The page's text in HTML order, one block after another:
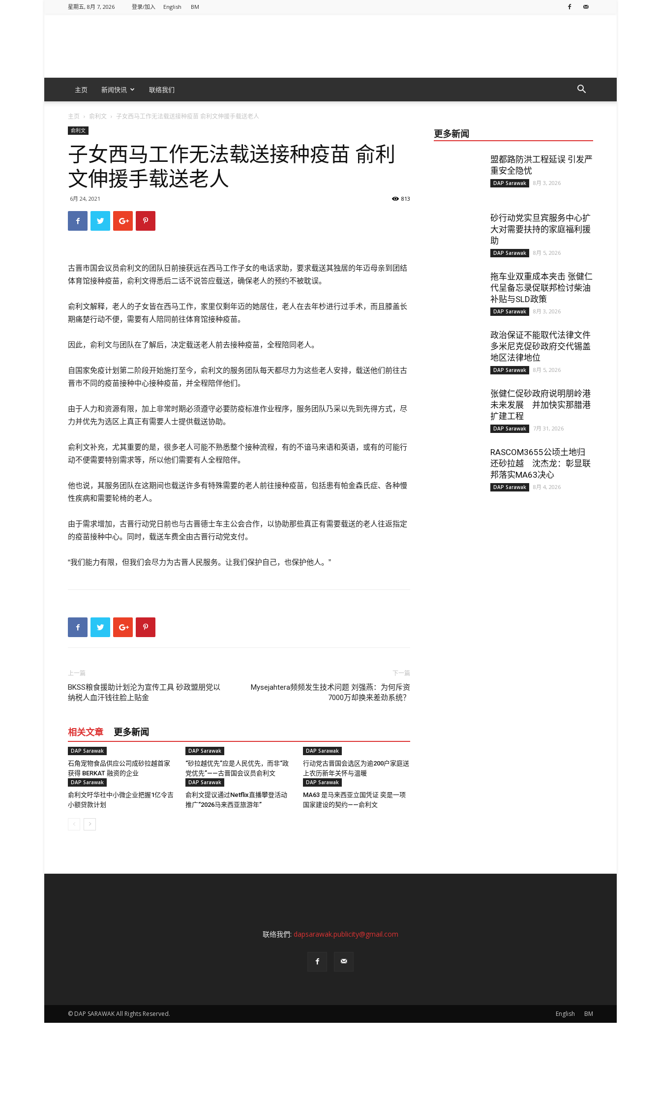
星期五, 8月 7, 2026 登录/加入 English BM
砂
民
党
主页 新闻快讯 联络我们
主页 俞利文 子女西马工作无法载送接种疫苗 俞利文伸援手载送老人
俞利文
子女西马工作无法载送接种疫苗 俞利
文伸援手载送老人
6月 24, 2021 813
古晋市国会议员俞利文的团队日前接获远在西马工作子女的电话求助，要求载送其独居的年迈母亲到团结
体育馆接种疫苗，俞利文得悉后二话不说答应载送，确保老人的预约不被耽误。
俞利文解释，老人的子女皆在西马工作，家里仅剩年迈的她居住，老人在去年杪进行过手术，而且膝盖长
期痛楚行动不便，需要有人陪同前往体育馆接种疫苗。
因此，俞利文与团队在了解后，决定载送老人前去接种疫苗，全程陪同老人。
自国家免疫计划第二阶段开始施打至今，俞利文的服务团队每天都尽力为这些老人安排，载送他们前往古
晋市不同的疫苗接种中心接种疫苗，并全程陪伴他们。
由于人力和资源有限，加上非常时期必须遵守必要防疫标准作业程序，服务团队乃采以先到先得方式，尽
力并优先为选区上真正有需要人士提供载送协助。
俞利文补充，尤其重要的是，很多老人可能不熟悉整个接种流程，有的不谙马来语和英语，或有的可能行
动不便需要特别需求等，所以他们需要有人全程陪伴。
他也说，其服务团队在这期间也载送许多有特殊需要的老人前往接种疫苗，包括患有帕金森氏症、各种慢
性疾病和需要轮椅的老人。
由于需求增加，古晋行动党日前也与古晋德士车主公会合作，以协助那些真正有需要载送的老人往返指定
的疫苗接种中心。同时，载送车费全由古晋行动党支付。
“我们能力有限，但我们会尽力为古晋人民服务。让我们保护自己，也保护他人。”
上一篇
BKSS粮食援助计划沦为宣传工具 砂政盟朋党以
纳税人血汗钱往脸上贴金
下一篇
Mysejahtera频频发生技术问题 刘强燕：为何斥资
7000万却换来差劲系统？
相关文章 更多新闻
DAP Sarawak
石角宠物食品供应公司成砂拉越首家
获得 BERKAT 融资的企业
DAP Sarawak
“砂拉越优先”应是人民优先，而非“政
党优先”——古晋国会议员俞利文
DAP Sarawak
行动党古晋国会选区为逾200户家庭送
上农历新年关怀与温暖
DAP Sarawak
俞利文吁华社中小微企业把握1亿令吉
小额贷款计划
DAP Sarawak
俞利文提议通过Netflix直播攀登活动
推广“2026马来西亚旅游年”
DAP Sarawak
MA63 是马来西亚立国凭证 奕是一项
国家建设的契约——俞利文
更多新闻
盟都路防洪工程延误 引发严
重安全隐忧
DAP Sarawak 8月 3, 2026
砂行动党实旦宾服务中心扩
大对需要扶持的家庭福利援
助
DAP Sarawak 8月 5, 2026
拖车业双重成本夹击 张健仁
代呈备忘录促联邦检讨柴油
补贴与SLD政策
DAP Sarawak 8月 3, 2026
政治保证不能取代法律文件
多米尼克促砂政府交代锡盖
地区法律地位
DAP Sarawak 8月 5, 2026
张健仁促砂政府说明朋岭港
未来发展 并加快实那腊港
扩建工程
DAP Sarawak 7月 31, 2026
RASCOM3655公顷土地归
还砂拉越 沈杰龙：彰显联
邦落实MA63决心
DAP Sarawak 8月 4, 2026
联络我們: dapsarawak.publicity@gmail.com
English BM
© DAP SARAWAK All Rights Reserved.